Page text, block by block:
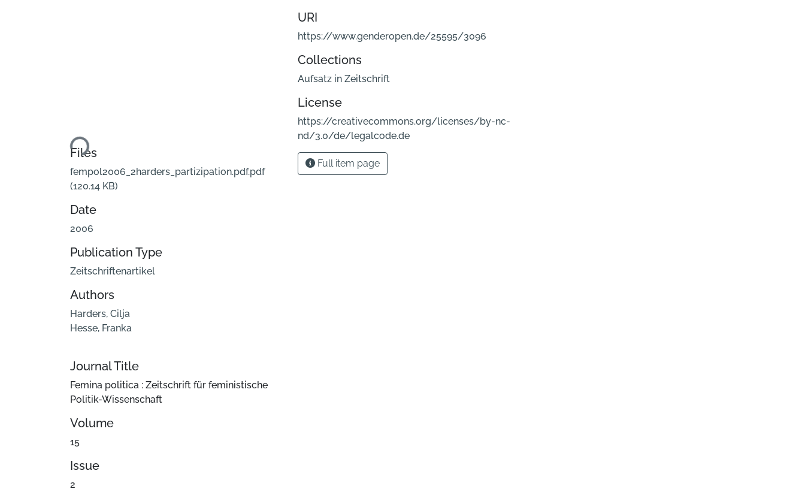
Loading...
Files
fempol2006_2harders_partizipation.pdf.pdf
(120.14 KB)
Date
2006
Publication Type
Zeitschriftenartikel
Authors
Harders, Cilja
Hesse, Franka
Journal Title
Femina politica : Zeitschrift für feministische
Politik-Wissenschaft
Volume
15
Issue
2
URI
https://www.genderopen.de/25595/3096
Collections
Aufsatz in Zeitschrift
License
https://creativecommons.org/licenses/by-nc-
nd/3.0/de/legalcode.de
Full item page